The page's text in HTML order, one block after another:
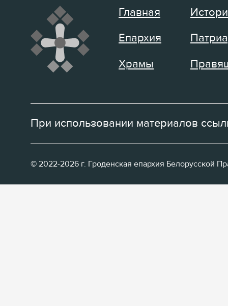
Главная
Епархия
Храмы
При использовании материалов
© 2022-2026 г. Гроденская епархия Белорусской